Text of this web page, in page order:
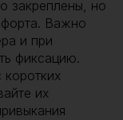
закреплены, но
Важно
и при
фиксацию.
коротких
их